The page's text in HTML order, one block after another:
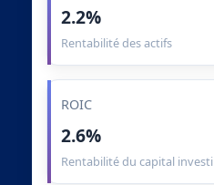
2.2%
Rentabilité des actifs
ROIC
2.6%
Rentabilité du capital investi